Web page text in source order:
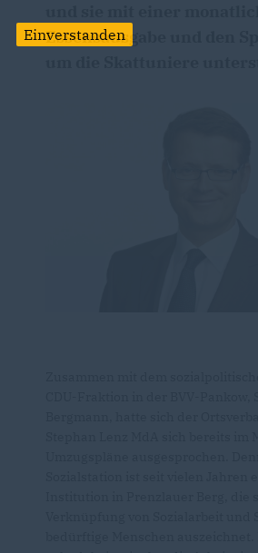
Essensausgabe und den
Einverstanden